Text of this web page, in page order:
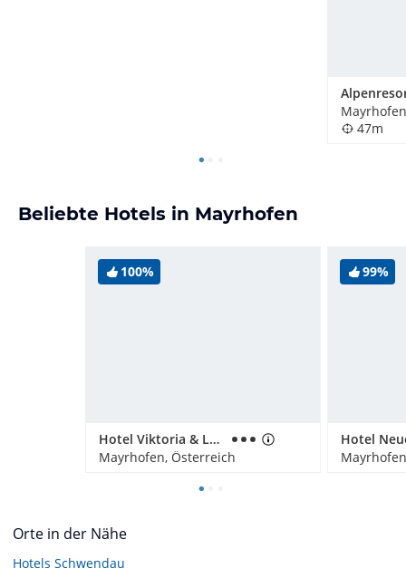
47m
Beliebte Hotels in Mayrhofen
100%
Hotel Viktoria & Landhaus Joggl
Mayrhofen, Österreich
99%
Hotel
Orte in der Nähe
Hotels Schwendau